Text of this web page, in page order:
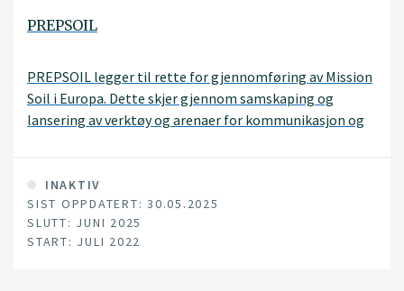
PREPSOIL
PREPSOIL legger til rette for gjennomføring av Mission
Soil i Europa. Dette skjer gjennom samskaping og
lansering av verktøy og arenaer for kommunikasjon og
hvordan regionale vurderinger av jordbehov, støttet av
harmoniserte overvåkingsmekanismer, kan føre til
tiltak i levende laboratorier og fyrtårn for jordhelse.
INAKTIV
SIST OPPDATERT: 30.05.2025
SLUTT: JUNI 2025
START: JULI 2022